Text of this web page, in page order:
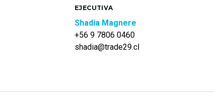
EJECUTIVA
Shadia Magnere
+56 9 7806 0460
shadia@trade29.cl